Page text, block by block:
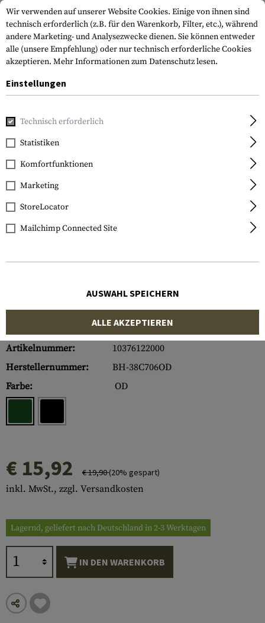
Home Tactical Gear 7 Inch
Blackhawk
7 Inch Speed Clips 6pcs
Artikelnummer:
10376122000
Herstellernummer:
BH-38C706OD
Farbe:
OD
€ 15,92 € 19,90(20% gespart)
inkl. MwSt., zzgl. Versandkosten
Lagernd, geliefert nach Deutschland in 2-3 Werktagen
IN DEN WARENKORB
Wir verwenden auf unserer Website Cookies. Einige von ihnen sind
technisch erforderlich (z.B. für den Warenkorb, Filter, etc.), während
andere Marketing- und Analysezwecke dienen. Sie können entweder
alle (unsere Empfehlung) oder nur technisch erforderliche Cookies
akzeptieren. Mehr Informationen zum Datenschutz lesen.
Einstellungen
Technisch erforderlich
Statistiken
Komfortfunktionen
Marketing
StoreLocator
Mailchimp Connected Site
AUSWAHL SPEICHERN
ALLE AKZEPTIEREN